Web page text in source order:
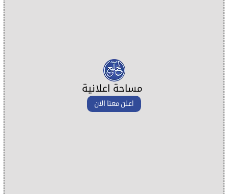
مساحة اعلانية
اعلن معنا الان